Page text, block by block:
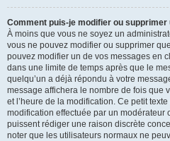
Comment puis-je modifier ou supprimer
À moins que vous ne soyez un
vous ne pouvez modifier ou supprimer
pouvez modifier un de vos messages en
dans une limite de temps après que le
quelqu’un a déjà répondu à votre
message affichera le nombre de fois que
et l’heure de la modification. Ce petit texte
modification effectuée par un modérateur
puissent rédiger une raison discrète
noter que les utilisateurs normaux ne